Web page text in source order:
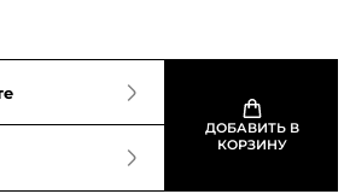
ДОБАВИТЬ В
КОРЗИНУ